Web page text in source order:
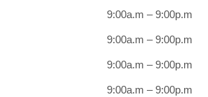
9:00a.m – 9:00p.m
9:00a.m – 9:00p.m
9:00a.m – 9:00p.m
9:00a.m – 9:00p.m